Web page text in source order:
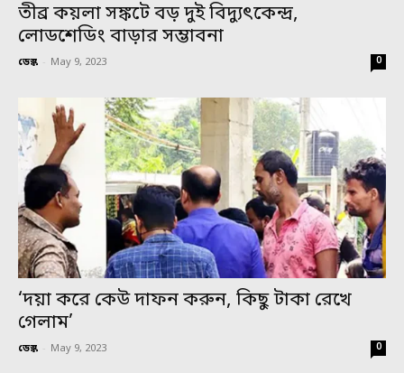
তীব্র কয়লা সঙ্কটে বড় দুই বিদ্যুৎকেন্দ্র,
লোডশেডিং বাড়ার সম্ভাবনা
ডেস্ক - May 9, 2023 0
‘দয়া করে কেউ দাফন করুন, কিছু টাকা রেখে
গেলাম’
ডেস্ক - May 9, 2023 0